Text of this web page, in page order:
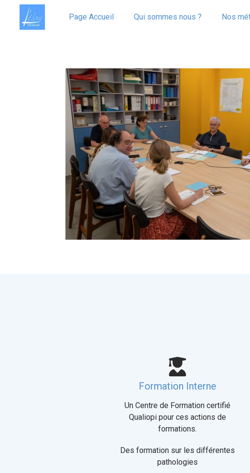
Page Accueil Qui sommes nous ? Nos
Formation Interne
Un Centre de Formation certifié
Qualiopi pour ces actions de
formations.
Des formation sur les différentes
pathologies